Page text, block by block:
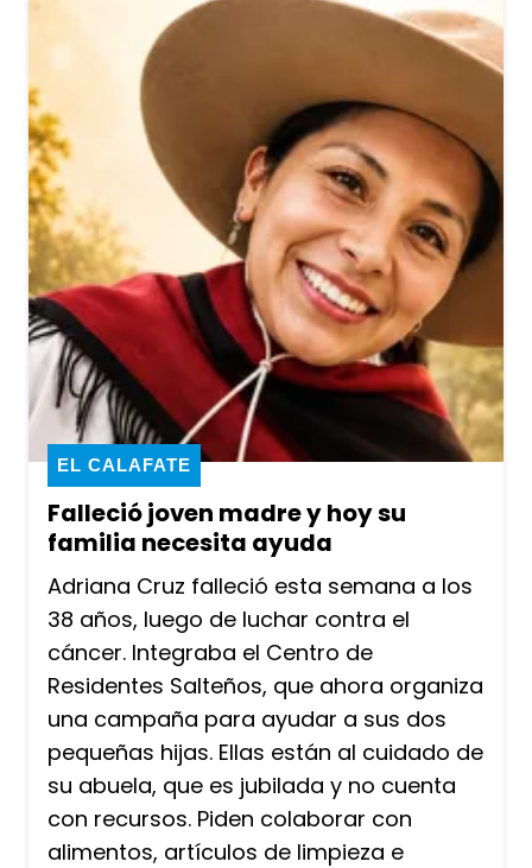
Falleció joven madre y hoy su
familia necesita ayuda
EL CALAFATE
Adriana Cruz falleció esta semana a los
38 años, luego de luchar contra el
cáncer. Integraba el Centro de
Residentes Salteños, que ahora organiza
una campaña para ayudar a sus dos
pequeñas hijas. Ellas están al cuidado de
su abuela, que es jubilada y no cuenta
con recursos. Piden colaborar con
alimentos, artículos de limpieza e